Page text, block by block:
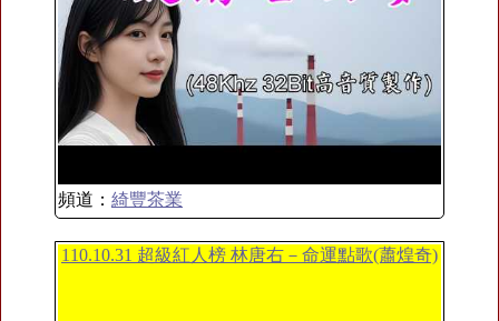
頻道： 綺豐茶業
110.10.31 超級紅人榜 林唐右－命運點歌(蕭煌奇)